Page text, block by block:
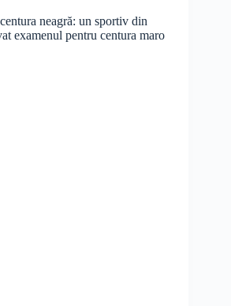
neagră: un sportiv din
examenul pentru centura maro